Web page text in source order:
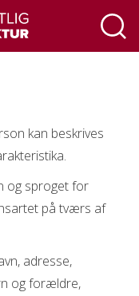
kan beskrives
og sproget for
på tværs af
adresse,
og forældre,